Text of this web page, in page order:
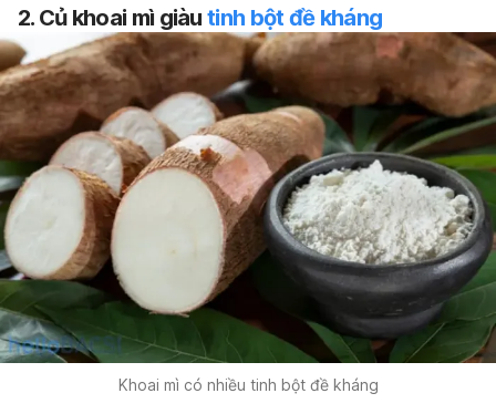
2. Củ khoai mì giàutinh bột đề kháng
Khoai mì có nhiều tinh bột đề kháng